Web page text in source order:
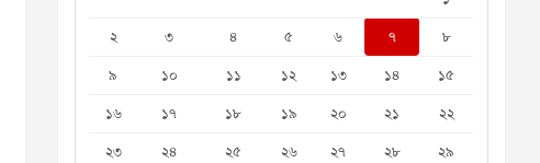
২
৩ ৪ ৫ ৬ ৭
৮
৯
১০ ১১ ১২ ১৩ ১৪
১৫
১৬
১৭ ১৮ ১৯ ২০ ২১
২২
২৩
২৪ ২৫ ২৬ ২৭ ২৮
২৯